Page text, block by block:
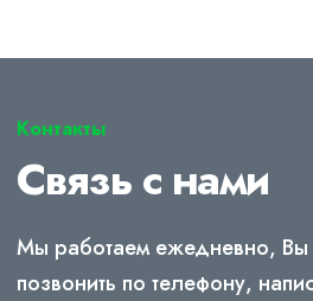
Контакты
Связь с нами
Мы работаем ежедневно,
позвонить по телефону,